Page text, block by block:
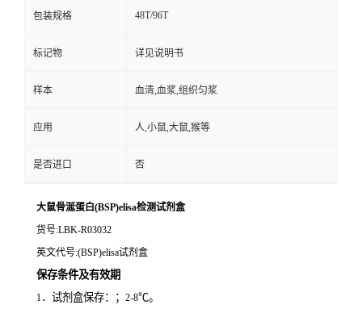
包装规格 48T/96T
标记物 详见说明书
样本 血清,血浆,组织匀浆
应用 人,小鼠,大鼠,猴等
是否进口 否
大鼠骨涎蛋白(BSP)elisa检测试剂盒
货号:LBK-R03032
英文代号:(BSP)elisa试剂盒
保存条件及有效期
1．试剂盒保存：； 2-8℃。